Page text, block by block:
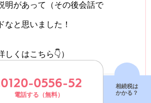
明があって（その後会話で
なと思いました！
しくはこちら👇）
電話する（無料）
相続税は
かかる？